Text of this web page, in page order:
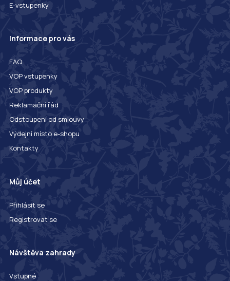
E-vstupenky
Informace pro vás
FAQ
VOP vstupenky
VOP produkty
Reklamační řád
Odstoupení od smlouvy
Výdejní místo e-shopu
Kontakty
Můj účet
Přihlásit se
Registrovat se
Návštěva zahrady
Vstupné